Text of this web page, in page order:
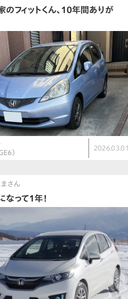
のフィットくん、10年間ありが
）
2026.03.01
さん
なって1年！